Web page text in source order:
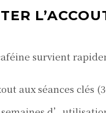
survient
aux séances clés